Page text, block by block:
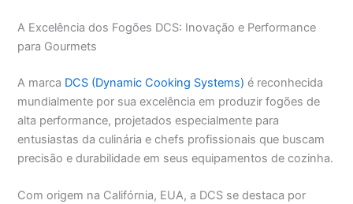
A Excelência dos Fogões DCS: Inovação e Performance
para Gourmets
A marca DCS (Dynamic Cooking Systems) é reconhecida
mundialmente por sua excelência em produzir fogões de
alta performance, projetados especialmente para
entusiastas da culinária e chefs profissionais que buscam
precisão e durabilidade em seus equipamentos de cozinha.
Com origem na Califórnia, EUA, a DCS se destaca por